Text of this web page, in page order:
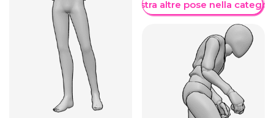
Mostra altre pose nella